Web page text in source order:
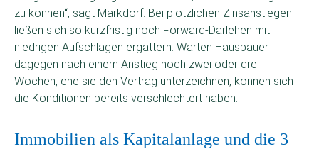
zu können“, sagt Markdorf. Bei plötzlichen Zinsanstiegen
ließen sich so kurzfristig noch Forward-Darlehen mit
niedrigen Aufschlägen ergattern. Warten Hausbauer
dagegen nach einem Anstieg noch zwei oder drei
Wochen, ehe sie den Vertrag unterzeichnen, können sich
die Konditionen bereits verschlechtert haben.
Immobilien als Kapitalanlage und die 3